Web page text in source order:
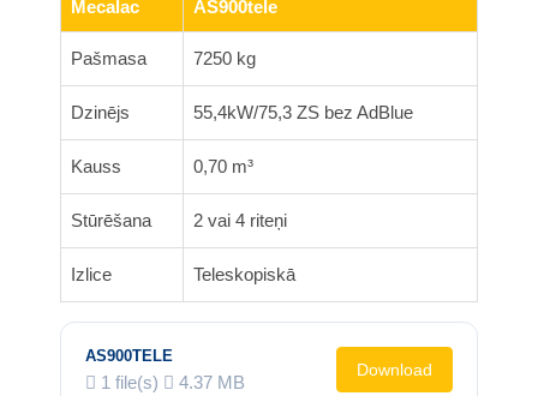
Mecalac AS900tele
Pašmasa 7250 kg
Dzinējs 55,4kW/75,3 ZS bez AdBlue
Kauss 0,70 m³
Stūrēšana 2 vai 4 riteņi
Izlice Teleskopiskā
AS900TELE
1 file(s) 4.37 MB
Download